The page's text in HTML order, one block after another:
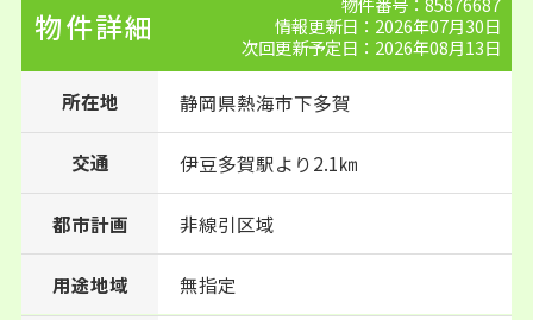
物件詳細
情報更新日：2026年07月30日
次回更新予定日：2026年08月13日
所在地 静岡県熱海市下多賀
交通 伊豆多賀駅より2.1㎞
都市計画 非線引区域
用途地域 無指定